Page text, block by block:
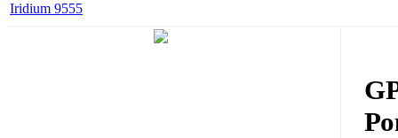
Iridium 9555